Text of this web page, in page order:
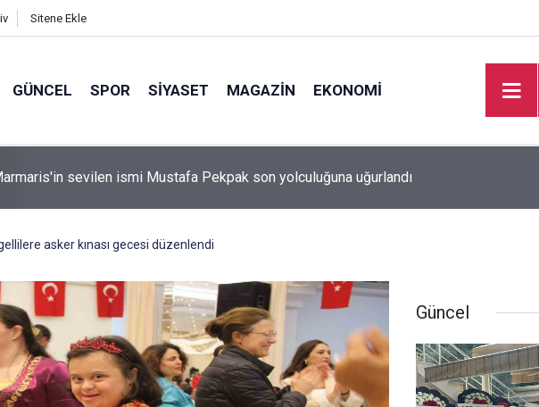
Sitene Ekle
GÜNCEL SPOR SIYASET MAGAZIN EKONOMI
Bakan Fidan: "Körfez'de devam eden savaş dikkatimizi Filistin meselesinden
asker kınası gecesi düzenlendi
Güncel